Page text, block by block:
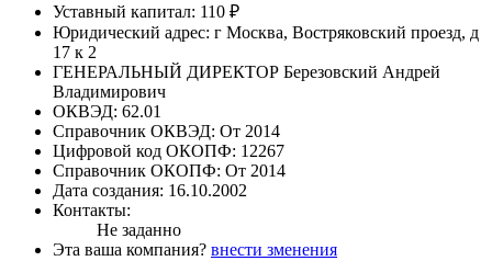
Уставный капитал: 110 ₽
Юридический адрес: г Москва, Востряковский проезд, д
17 к 2
ГЕНЕРАЛЬНЫЙ ДИРЕКТОР Березовский Андрей
Владимирович
ОКВЭД: 62.01
Справочник ОКВЭД: От 2014
Цифровой код ОКОПФ: 12267
Справочник ОКОПФ: От 2014
Дата создания: 16.10.2002
Контакты:
Не заданно
Эта ваша компания? внести зменения